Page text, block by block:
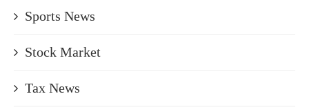
Sports News
Stock Market
Tax News